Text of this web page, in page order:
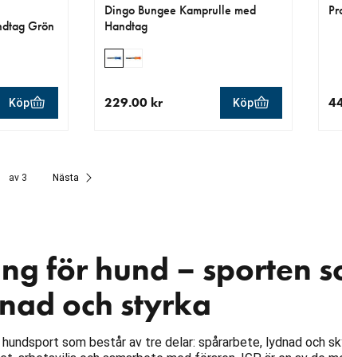
Grön
Köp
Dingo Bungee Kamprulle med
Handtag
229.00 kr Köp
av 3 Nästa
för hund – sporten
och styrka
som består av tre delar: spårarbete, lydnad och